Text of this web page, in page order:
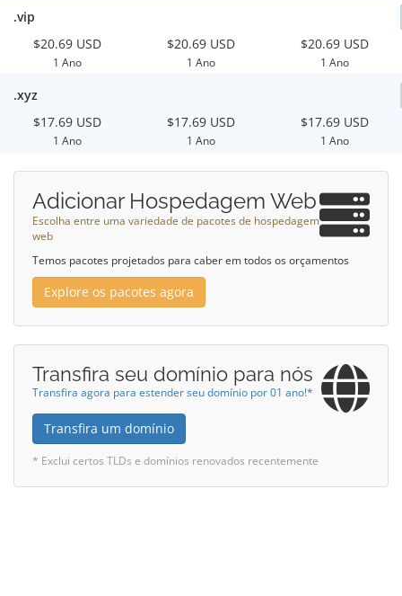
.vip
$20.69 USD
1 Ano
$20.69 USD
1 Ano
$20.69 USD
1 Ano
.xyz
$17.69 USD
1 Ano
$17.69 USD
1 Ano
$17.69 USD
1 Ano
Adicionar Hospedagem Web
Escolha entre uma variedade de pacotes de hospedagem
web
Temos pacotes projetados para caber em todos os orçamentos
Explore os pacotes agora
Transfira seu domínio para nós
Transfira agora para estender seu domínio por 01 ano!*
Transfira um domínio
* Exclui certos TLDs e domínios renovados recentemente